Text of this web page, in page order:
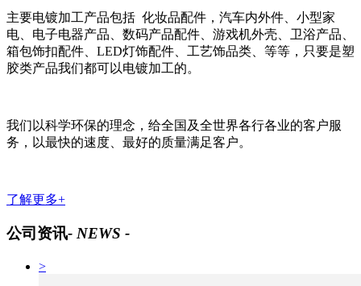
主要电镀加工产品包括 化妆品配件，汽车内外件、小型家
电、电子电器产品、数码产品配件、游戏机外壳、卫浴产品、
箱包饰扣配件、LED灯饰配件、工艺饰品类、等等，只要是塑
胶类产品我们都可以电镀加工的。
我们以科学环保的理念，给全国及全世界各行各业的客户服
务，以最快的速度、最好的质量满足客户。
了解更多+
公司资讯- NEWS -
>